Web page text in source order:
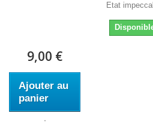
Etat
9,00 €
Ajouter au
panier